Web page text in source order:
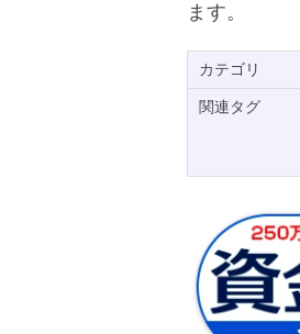
ます。
カテゴリ
関連タグ